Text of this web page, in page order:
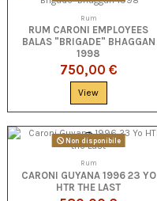
Rum
RUM CARONI EMPLOYEES
BALAS "BRIGADE" BHAGGAN
1998
750,00 €
View
Non disponibile
Rum
CARONI GUYANA 1996 23 YO
HTR THE LAST